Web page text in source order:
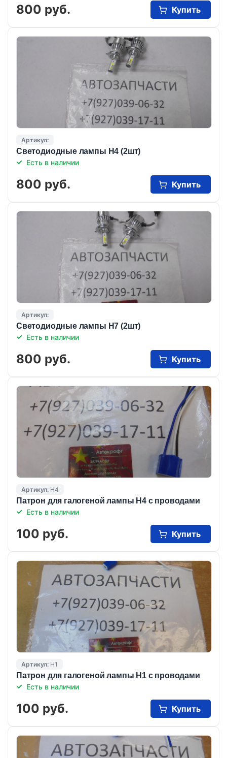
800 руб. Купить
Артикул:
Светодиодные лампы Н4 (2шт)
Есть в наличии
800 руб. Купить
Артикул:
Светодиодные лампы Н7 (2шт)
Есть в наличии
800 руб. Купить
Артикул: Н4
Патрон для галогеной лампы Н4 с проводами
Есть в наличии
100 руб. Купить
Артикул: Н1
Патрон для галогеной лампы Н1 с проводами
Есть в наличии
100 руб. Купить